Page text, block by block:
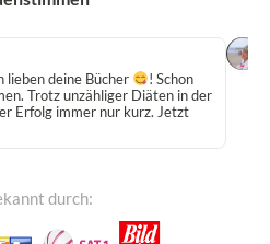
lieben deine Bücher
! Schon
Trotz unzähliger Diäten in der
Erfolg immer nur kurz. Jetzt
durch: